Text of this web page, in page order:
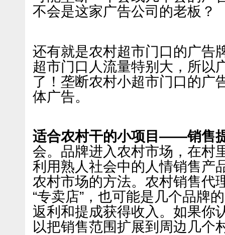
不会是这家广告公司的老板？
还有就是农村超市门口的广告
超市门口人流量特别大，所以
了！垄断农村小超市门口的广
体广告。
适合农村干的小项目——销售
会。品牌进入农村市场，在村
利用熟人社会中的人情销售产
农村市场的方法。农村销售代
“专卖店”，也可能是几个品牌
返利和提成获得收入。如果你
以把销售范围扩展到周边几个